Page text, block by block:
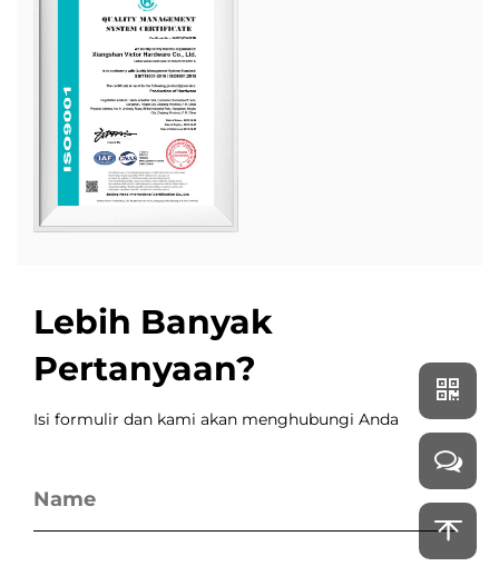
Lebih Banyak
Pertanyaan?
Isi formulir dan kami akan menghubungi Anda